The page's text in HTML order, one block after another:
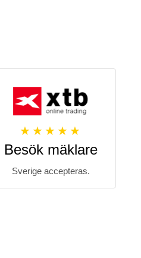
Besök mäklare
Sverige accepteras.